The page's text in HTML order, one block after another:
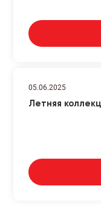
05.06.2025
Летняя